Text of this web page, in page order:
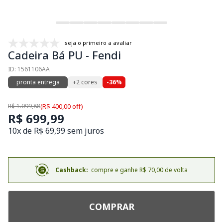
seja o primeiro a avaliar
Cadeira Bá PU - Fendi
ID: 1561106AA
pronta entrega
+2 cores -36%
R$ 1.099,88(R$ 400,00 off)
R$ 699,99
10x de R$ 69,99 sem juros
Cashback: compre e ganhe R$ 70,00 de volta
COMPRAR